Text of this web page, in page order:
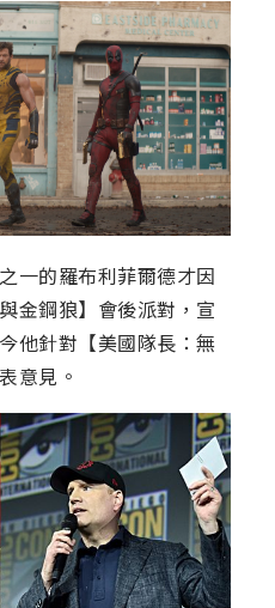
一的羅布利菲爾德才因
金鋼狼】會後派對，宣
他針對【美國隊長：無
意見。